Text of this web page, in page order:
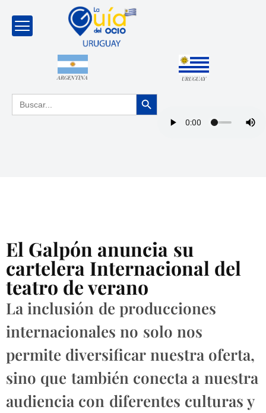
ARGENTINA URUGUAY
Buscar: Botón de búsqueda
El Galpón anuncia su
cartelera Internacional del
teatro de verano
La inclusión de producciones
internacionales no solo nos
permite diversificar nuestra oferta,
sino que también conecta a nuestra
audiencia con diferentes culturas y